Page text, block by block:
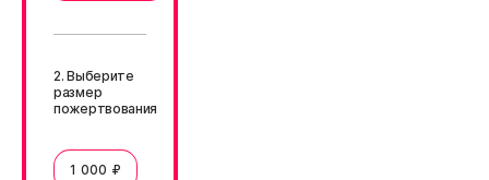
2. Выберите
размер
пожертвования
1 000 ₽